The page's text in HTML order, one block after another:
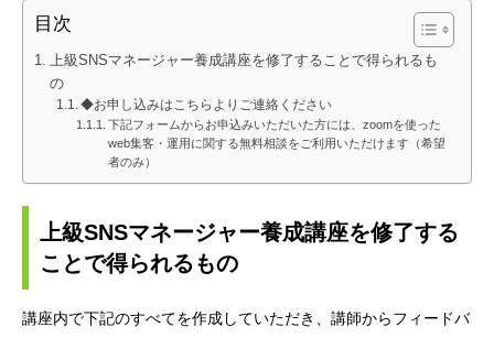
目次
上級SNSマネージャー養成講座を修了することで得られるも
の
◆お申し込みはこちらよりご連絡ください
下記フォームからお申込みいただいた方には、zoomを使った
web集客・運用に関する無料相談をご利用いただけます（希望
者のみ）
上級SNSマネージャー養成講座を修了する
ことで得られるもの
講座内で下記のすべてを作成していただき、講師からフィードバ